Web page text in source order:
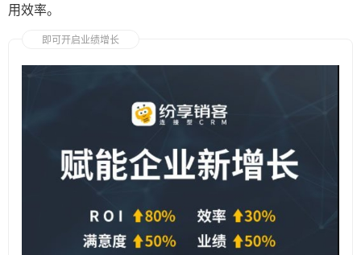
用效率。
即可开启业绩增长